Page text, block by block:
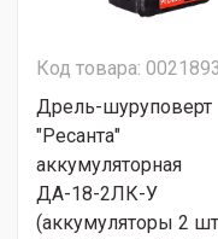
Код товара:
Дрель-шуруповерт
"Ресанта"
аккумуляторная
ДА-18-2ЛК-У
(аккумуляторы 2